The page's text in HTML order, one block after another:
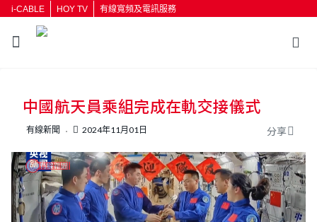
i-CABLE HOY TV 有線寬頻及電訊服務
按輸入鍵開始搜尋
中國航天員乘組完成在軌交接儀式
有線新聞 2024年11月01日 分享